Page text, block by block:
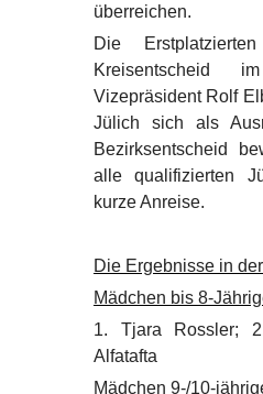
überreichen.
Die
Kreisentscheid
Vizepräsident Rolf
Jülich sich als
Bezirksentscheid
alle qualifizierten
kurze Anreise.
Die Ergebnisse in
Mädchen bis 8-
1. Tjara Rossler;
Alfatafta
Mädchen 9-/10-